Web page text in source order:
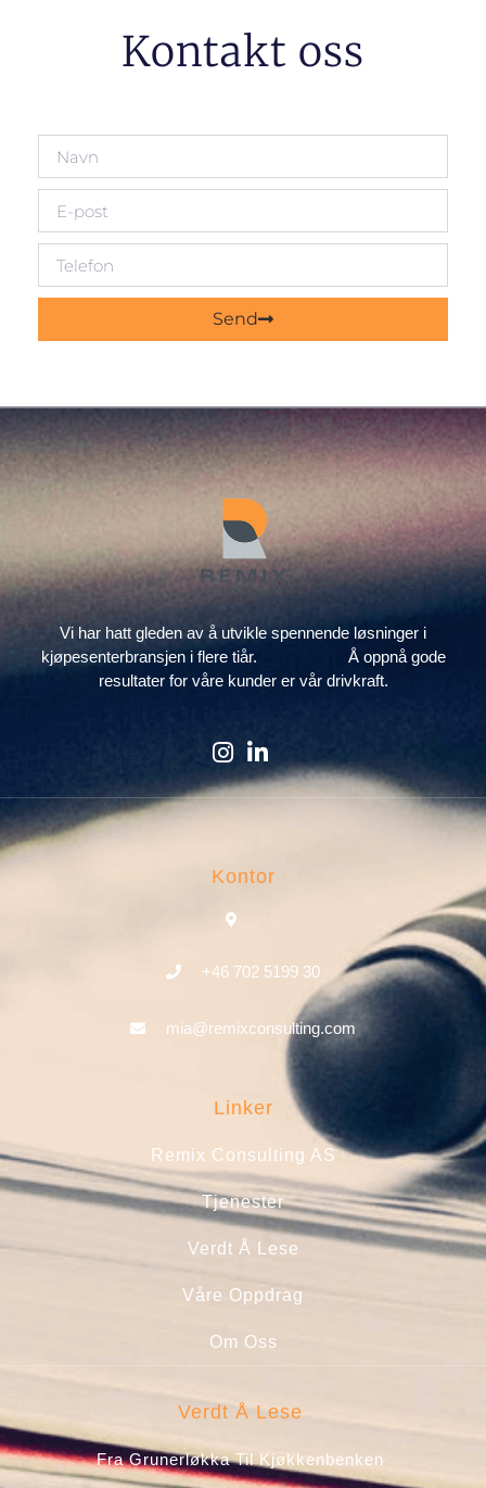
Kontakt oss
Send
Vi har hatt gleden av å utvikle spennende løsninger i
kjøpesenterbransjen i flere tiår. Å oppnå gode
resultater for våre kunder er vår drivkraft.
Kontor
+46 702 5199 30
mia@remixconsulting.com
Linker
Remix Consulting AS
Tjenester
Verdt Å Lese
Våre Oppdrag
Om Oss
Verdt Å Lese
Fra Grunerløkka Til Kjøkkenbenken